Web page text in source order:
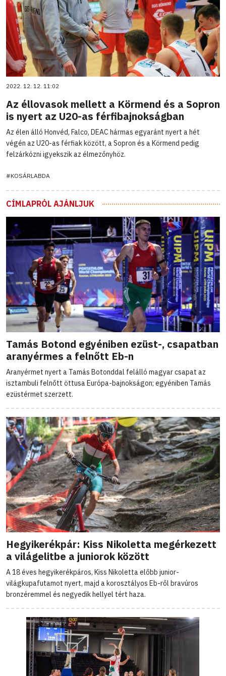
2022. 12. 12. 11:02
Az éllovasok mellett a Körmend és a Sopron
is nyert az U20-as férfibajnokságban
Az élen álló Honvéd, Falco, DEAC hármas egyaránt nyert a hét
végén az U20-as férfiak között, a Sopron és a Körmend pedig
felzárkózni igyekszik az élmezőnyhöz.
#KOSÁRLABDA
CÍMLAPRÓL AJÁNLJUK
Tamás Botond egyéniben ezüst-, csapatban
aranyérmes a felnőtt Eb-n
Aranyérmet nyert a Tamás Botonddal felálló magyar csapat az
isztambuli felnőtt öttusa Európa-bajnokságon; egyéniben Tamás
ezüstérmet szerzett.
Hegyikerékpár: Kiss Nikoletta megérkezett
a világelitbe a juniorok között
A 18 éves hegyikerékpáros, Kiss Nikoletta előbb junior-
világkupafutamot nyert, majd a korosztályos Eb-ről bravúros
bronzéremmel és negyedik hellyel tért haza.